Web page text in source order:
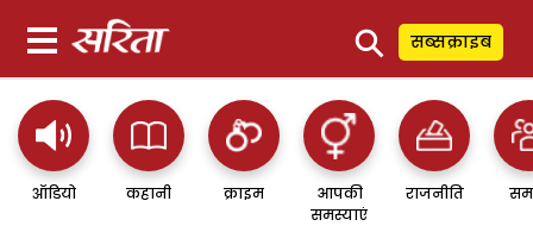
⚲ सब्सक्राइब
ऑडियो कहानी क्राइम
आपकी
समस्याएं
राजनीति